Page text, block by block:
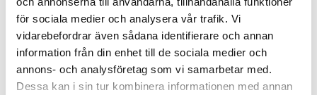
för sociala medier och analysera vår trafik. Vi
vidarebefordrar även sådana identifierare och annan
information från din enhet till de sociala medier och
annons- och analysföretag som vi samarbetar med.
Dessa kan i sin tur kombinera informationen med annan
Leverantörsnyheter